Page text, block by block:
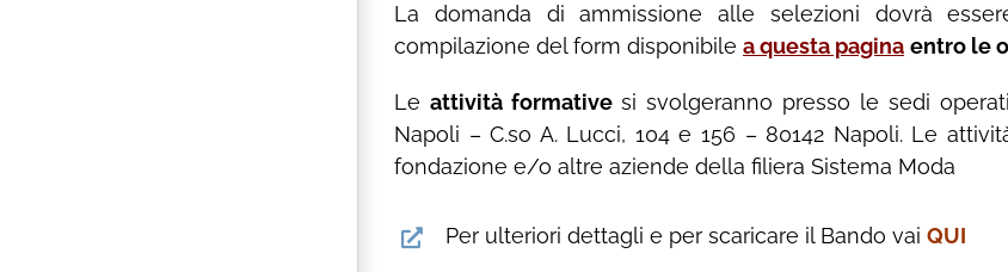
La domanda di ammissione alle selezioni dovrà
compilazione del form disponibile a questa pagina entro le
Le attività formativesi svolgeranno presso le sedi
Napoli – C.so A. Lucci, 104 e 156 – 80142 Napoli. Le
fondazione e/o altre aziende della filiera Sistema Moda
Per ulteriori dettagli e per scaricare il Bando vai QUI